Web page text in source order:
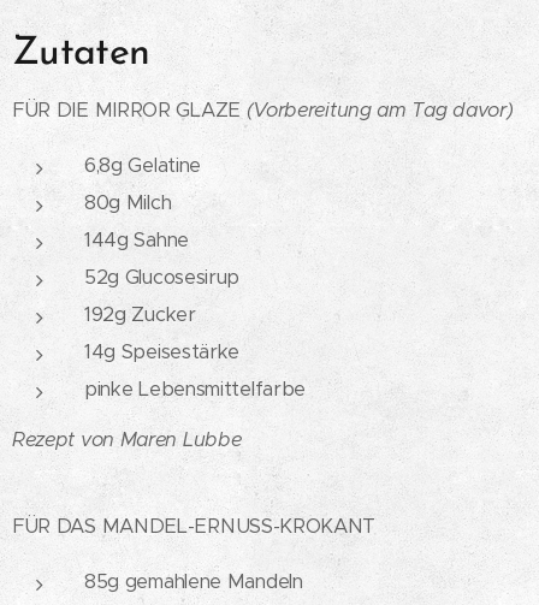
Zutaten
FÜR DIE MIRROR GLAZE (Vorbereitung am Tag davor)
6,8g Gelatine
80g Milch
144g Sahne
52g Glucosesirup
192g Zucker
14g Speisestärke
pinke Lebensmittelfarbe
Rezept von Maren Lubbe
FÜR DAS MANDEL-ERNUSS-KROKANT
85g gemahlene Mandeln